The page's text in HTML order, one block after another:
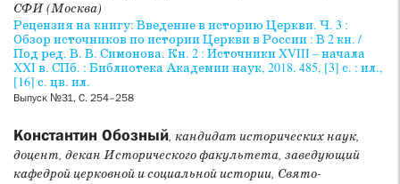
СФИ (Москва)
Рецензия на книгу: Введение в историю Церкви. Ч. 3 :
Обзор источников по истории Церкви в России : В 2 кн. /
Под ред. В. В. Симонова. Кн. 2 : Источники XVIII – начала
XXI в. СПб. : Библиотека Академии наук, 2018. 485, [3] с. : ил.,
[16] с. цв. ил.
Выпуск №31, С. 254–258
Константин Обозный, кандидат исторических наук,
доцент, декан Исторического факультета, заведующий
кафедрой церковной и социальной истории, Свято-